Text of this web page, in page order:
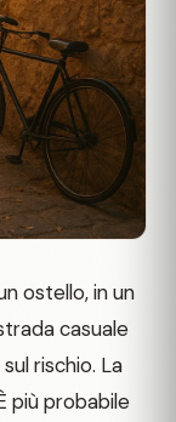
ostello, in un
casuale
rischio. La
più probabile